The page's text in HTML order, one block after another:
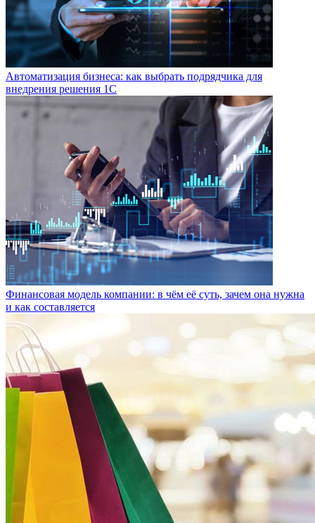
Автоматизация бизнеса: как выбрать подрядчика для
внедрения решения 1С
Финансовая модель компании: в чём её суть, зачем она нужна
и как составляется